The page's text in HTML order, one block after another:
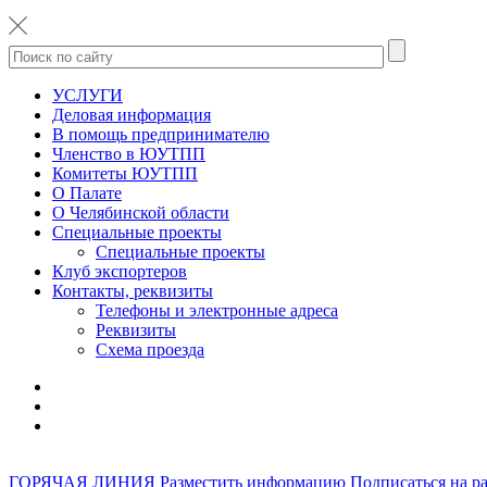
УСЛУГИ
Деловая информация
В помощь предпринимателю
Членство в ЮУТПП
Комитеты ЮУТПП
О Палате
О Челябинской области
Специальные проекты
Специальные проекты
Клуб экспортеров
Контакты, реквизиты
Телефоны и электронные адреса
Реквизиты
Схема проезда
ГОРЯЧАЯ ЛИНИЯ Разместить информацию Подписаться на